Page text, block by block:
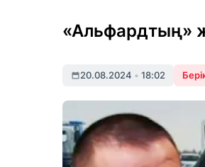
«Альфардтың»
20.08.2024 • 18:02